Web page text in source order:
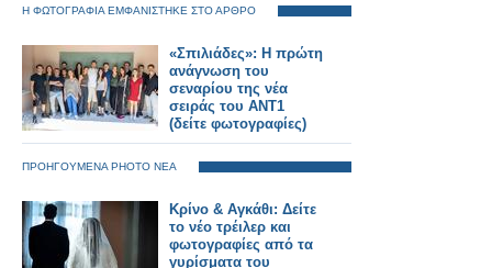
Η ΦΩΤΟΓΡΑΦΙΑ ΕΜΦΑΝΙΣΤΗΚΕ ΣΤΟ ΑΡΘΡΟ
«Σπιλιάδες»: Η πρώτη
ανάγνωση του
σεναρίου της νέα
σειράς του ΑΝΤ1
(δείτε φωτογραφίες)
ΠΡΟΗΓΟΥΜΕΝΑ PHOTO ΝΕΑ
Κρίνο & Αγκάθι: Δείτε
το νέο τρέιλερ και
φωτογραφίες από τα
γυρίσματα του